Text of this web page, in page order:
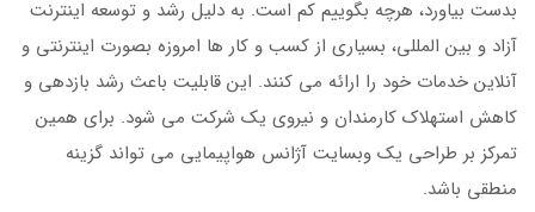
بدست بیاورد، هرچه بگوییم کم است. به دلیل رشد و توسعه اینترنت
آزاد و بین المللی، بسیاری از کسب و کار ها امروزه بصورت اینترنتی و
آنلاین خدمات خود را ارائه می کنند. این قابلیت باعث رشد بازدهی و
کاهش استهلاک کارمندان و نیروی یک شرکت می شود. برای همین
تمرکز بر طراحی یک وبسایت آژانس هواپیمایی می تواند گزینه
منطقی باشد.